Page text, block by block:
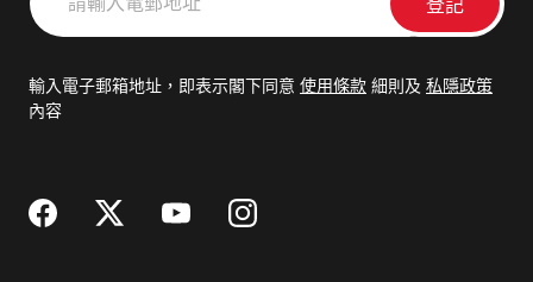
輸
郵
輸入電子郵箱地址，即表示閣下同意 使用條款 細則及 私隱政策
內容